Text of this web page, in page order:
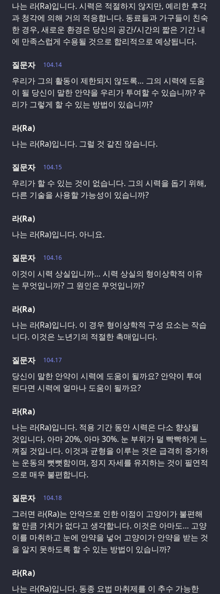
나는 라(Ra)입니다. 시력은 적절하지 않지만, 예리한 후각
과 청각에 의해 거의 적응합니다. 동료들과 가구들이 친숙
한 경우, 새로운 환경은 당신의 공간/시간의 짧은 기간 내
에 만족스럽게 수용될 것으로 합리적으로 예상됩니다.
104.14
질문자
우리가 그의 활동이 제한되지 않도록… 그의 시력에 도움
이 될 당신이 말한 안약을 우리가 투여할 수 있습니까? 우
리가 그렇게 할 수 있는 방법이 있습니까?
라(Ra)
나는 라(Ra)입니다. 그럴 것 같진 않습니다.
104.15
질문자
우리가 할 수 있는 것이 없습니다. 그의 시력을 돕기 위해,
다른 기술을 사용할 가능성이 있습니까?
라(Ra)
나는 라(Ra)입니다. 아니요.
104.16
질문자
이것이 시력 상실입니까… 시력 상실의 형이상학적 이유
는 무엇입니까? 그 원인은 무엇입니까?
라(Ra)
나는 라(Ra)입니다. 이 경우 형이상학적 구성 요소는 작습
니다. 이것은 노년기의 적절한 촉매입니다.
104.17
질문자
당신이 말한 안약이 시력에 도움이 될까요? 안약이 투여
된다면 시력에 얼마나 도움이 될까요?
라(Ra)
나는 라(Ra)입니다. 적용 기간 동안 시력은 다소 향상될
것입니다, 아마 20%, 아마 30%. 눈 부위가 덜 빡빡하게 느
껴질 것입니다. 이것과 균형을 이루는 것은 급격히 증가하
는 운동의 뻣뻣함이며, 정지 자세를 유지하는 것이 필연적
으로 매우 불편합니다.
104.18
질문자
그러면 라(Ra)는 안약으로 인한 이점이 고양이가 불편해
할 만큼 가치가 없다고 생각합니다. 이것은 아마도… 고양
이를 마취하고 눈에 안약을 넣어 고양이가 안약을 받는 것
을 알지 못하도록 할 수 있는 방법이 있습니까?
라(Ra)
나는 라(Ra)입니다. 동종 요법 마취제를 이 추수 가능한